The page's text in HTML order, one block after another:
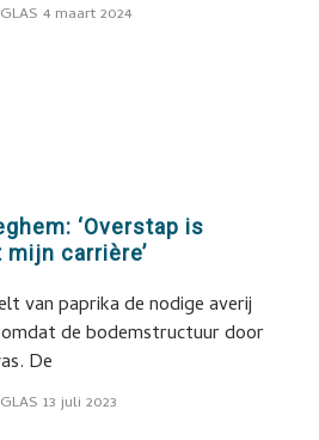
4 maart 2024
‘Overstap is
carrière’
van paprika de nodige averij
de bodemstructuur door
De
13 juli 2023